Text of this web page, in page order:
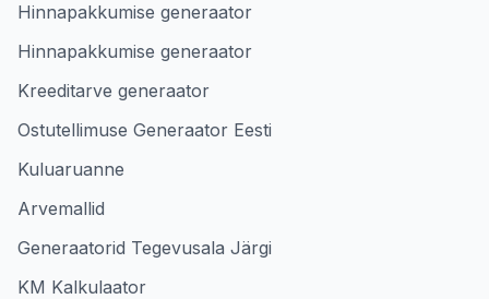
Hinnapakkumise generaator
Hinnapakkumise generaator
Kreeditarve generaator
Ostutellimuse Generaator Eesti
Kuluaruanne
Arvemallid
Generaatorid Tegevusala Järgi
KM Kalkulaator